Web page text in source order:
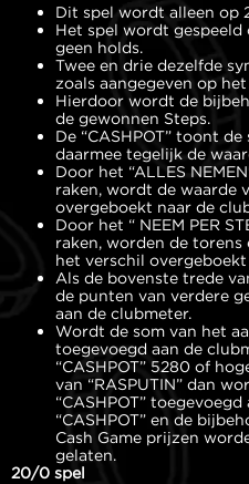
Dit spel wordt alleen op
Het spel wordt
geen holds.
Twee en drie dezelfde
zoals aangegeven op
Hierdoor wordt de
de gewonnen Steps.
De “CASHPOT” toont
daarmee tegelijk de
Door het “ALLES
raken, wordt de waarde
overgeboekt naar de
Door het “ NEEM PER
raken, worden de
het verschil
Als de bovenste trede
de punten van verdere
aan de clubmeter.
Wordt de som van het
toegevoegd aan de
“CASHPOT” 5280 of
van “RASPUTIN” dan
“CASHPOT”
“CASHPOT” en de
Cash Game prijzen
gelaten.
20/0 spel